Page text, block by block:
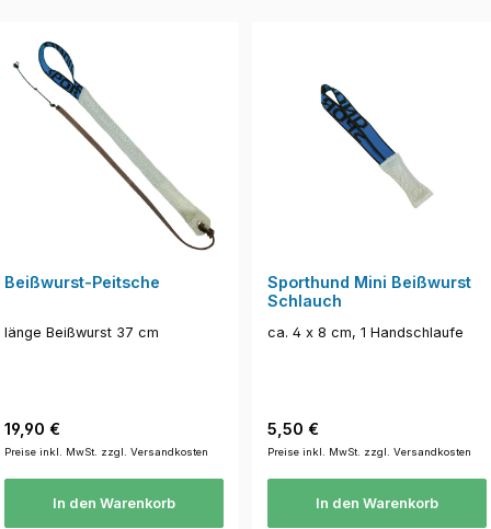
Beißwurst-Peitsche
länge Beißwurst 37 cm
Regulärer Preis:
19,90 €
Preise inkl. MwSt. zzgl. Versandkosten
In den Warenkorb
Sporthund Mini Beißwurst
Schlauch
ca. 4 x 8 cm, 1 Handschlaufe
Regulärer Preis:
5,50 €
Preise inkl. MwSt. zzgl. Versandkosten
In den Warenkorb